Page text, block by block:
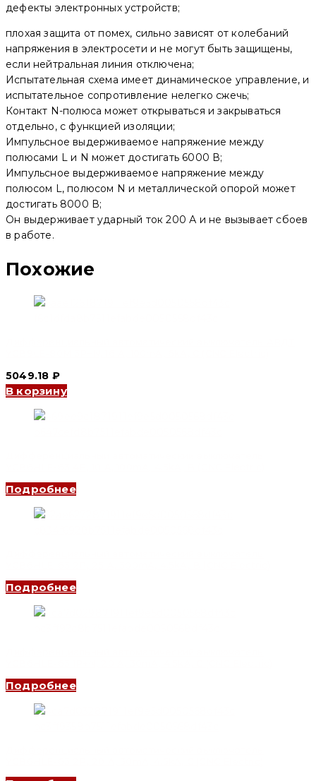
дефекты электронных устройств;
плохая защита от помех, сильно зависят от колебаний
напряжения в электросети и не могут быть защищены,
если нейтральная линия отключена;
Испытательная схема имеет динамическое управление, и
испытательное сопротивление нелегко сжечь;
Контакт N-полюса может открываться и закрываться
отдельно, с функцией изоляции;
Импульсное выдерживаемое напряжение между
полюсами L и N может достигать 6000 В;
Импульсное выдерживаемое напряжение между
полюсом L, полюсом N и металлической опорой может
достигать 8000 В;
Он выдерживает ударный ток 200 А и не вызывает сбоев
в работе.
Похожие
5049.18 ₽
В корзину
Подробнее
Подробнее
Подробнее